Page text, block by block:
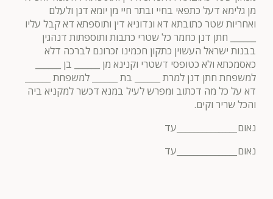
מן גלימא דעל כתפאי בחיי ובתר חיי מן יומא דנן ולעלם
ואחריות שטר כתובתא דא ונדוניא דין ותוספתא דא קבל עליו
______ חתן דנן כחמר כל שטרי כתבות ותוספתות דנהגין
בבנות ישראל העשוין כתקון חכמינו זכרונם לברכה דלא
כאסמכתא ולא כטופסי דשטרי וקנינא מן ______ בן ______
למשפחת חתן דנן למרת ______ בת ______ למשפחת ______
דא על כל מה דכתוב ומפרש לעיל במנא דכשר למקניא ביה
והכל שריר וקים.
נאום
__________עד
נאום
__________עד